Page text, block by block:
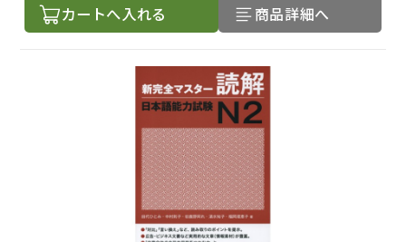
カートへ入れる 商品詳細へ